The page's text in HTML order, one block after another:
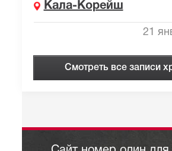
Кала-Корейш
21
Смотреть все записи